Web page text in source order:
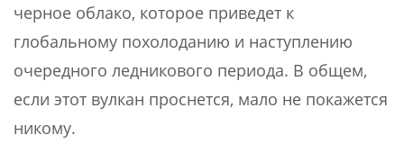
черное облако, которое приведет к
глобальному похолоданию и наступлению
очередного ледникового периода. В общем,
если этот вулкан проснется, мало не покажется
никому.